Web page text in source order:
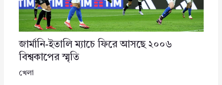
জার্মানি-ইতালি ম্যাচে ফিরে আসছে ২০০৬
বিশ্বকাপের স্মৃতি
খেলা